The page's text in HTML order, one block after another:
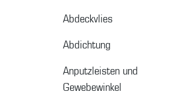
Abdeckvlies
Abdichtung
Anputzleisten und
Gewebewinkel